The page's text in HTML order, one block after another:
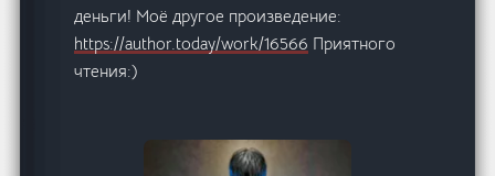
деньги! Моё другое произведение:
https://author.today/work/16566 Приятного
чтения:)